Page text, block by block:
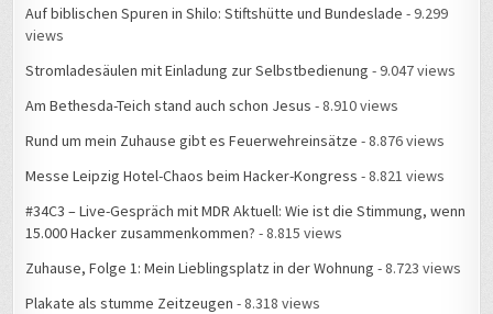
Auf biblischen Spuren in Shilo: Stiftshütte und Bundeslade - 9.299
views
Stromladesäulen mit Einladung zur Selbstbedienung - 9.047 views
Am Bethesda-Teich stand auch schon Jesus - 8.910 views
Rund um mein Zuhause gibt es Feuerwehreinsätze - 8.876 views
Messe Leipzig Hotel-Chaos beim Hacker-Kongress - 8.821 views
#34C3 – Live-Gespräch mit MDR Aktuell: Wie ist die Stimmung, wenn
15.000 Hacker zusammenkommen? - 8.815 views
Zuhause, Folge 1: Mein Lieblingsplatz in der Wohnung - 8.723 views
Plakate als stumme Zeitzeugen - 8.318 views